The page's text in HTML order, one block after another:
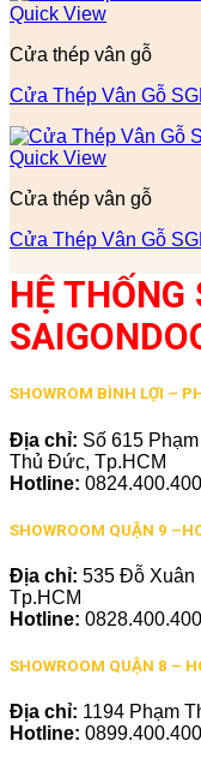
Quick View
Cửa thép vân gỗ
Cửa Thép Vân Gỗ
Quick View
Cửa thép vân gỗ
Cửa Thép Vân Gỗ
HỆ THỐNG
SHOWROM BÌNH LỢI –
Địa chỉ: Số 615
Thủ Đức, Tp.HCM
Hotline: 0824.400.400
SHOWROOM QUẬN 9
Địa chỉ: 535 Đỗ Xuân
Tp.HCM
Hotline: 0828.400.400
SHOWROOM QUẬN 8 –
Địa chỉ: 1194 Phạm
Hotline: 0899.400.400